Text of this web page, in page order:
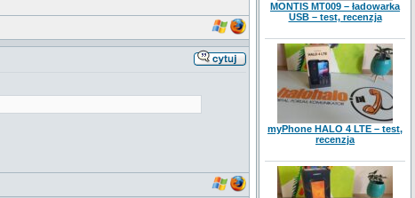
MONTIS MT009 – ładowarka
USB – test, recenzja
myPhone HALO 4 LTE – test,
recenzja